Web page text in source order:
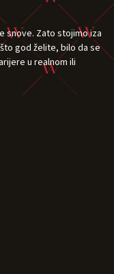
snove. Zato stojimo iza
god želite, bilo da se
u realnom ili